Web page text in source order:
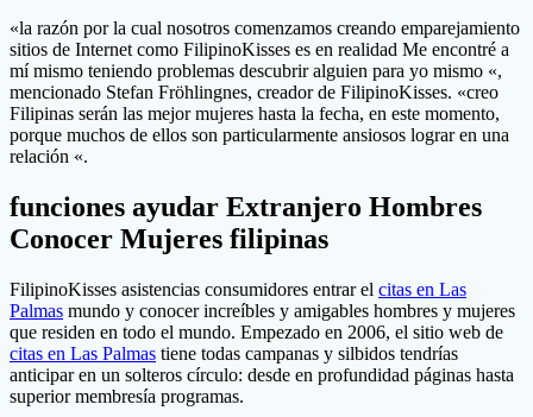
«la razón por la cual nosotros comenzamos creando emparejamiento
sitios de Internet como FilipinoKisses es en realidad Me encontré a
mí mismo teniendo problemas descubrir alguien para yo mismo «,
mencionado Stefan Fröhlingnes, creador de FilipinoKisses. «creo
Filipinas serán las mejor mujeres hasta la fecha, en este momento,
porque muchos de ellos son particularmente ansiosos lograr en una
relación «.
funciones ayudar Extranjero Hombres
Conocer Mujeres filipinas
FilipinoKisses asistencias consumidores entrar el citas en Las
Palmas mundo y conocer increíbles y amigables hombres y mujeres
que residen en todo el mundo. Empezado en 2006, el sitio web de
citas en Las Palmas tiene todas campanas y silbidos tendrías
anticipar en un solteros círculo: desde en profundidad páginas hasta
superior membresía programas.